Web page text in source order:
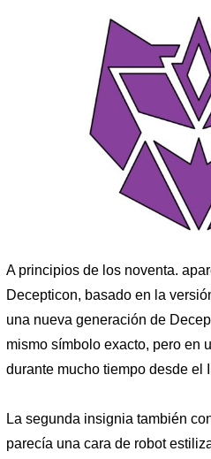
A principios de los noventa.
Decepticon, basado en la
una nueva generación de
mismo símbolo exacto, pero en
durante mucho tiempo desde el
La segunda insignia también
parecía una cara de robot